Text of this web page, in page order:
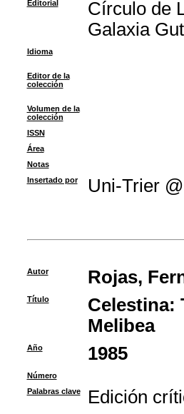
Editorial
Círculo de
Galaxia
Idioma
Editor de la
colección
Volumen de la
colección
ISSN
Área
Notas
Insertado por
Uni-Trier
Autor Rojas,
Título
Celestina:
Melibea
Año 1985
Número
Palabras clave
Edición